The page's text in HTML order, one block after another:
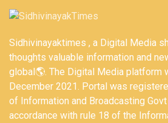
Sidhivinayaktimes , a Digital Media
thoughts valuable information and
global🌎. The Digital Media platform
December 2021. Portal was
of Information and Broadcasting
accordance with rule 18 of the